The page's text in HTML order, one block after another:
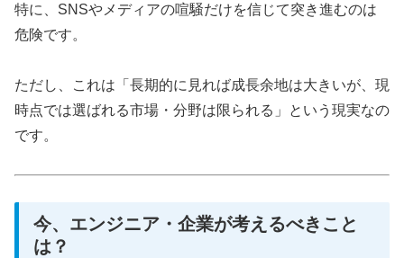
特に、SNSやメディアの喧騒だけを信じて突き進むのは
危険です。
ただし、これは「長期的に見れば成長余地は大きいが、現
時点では選ばれる市場・分野は限られる」という現実なの
です。
今、エンジニア・企業が考えるべきこと
は？